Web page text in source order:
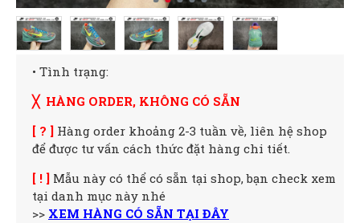
• Tình trạng:
╳ HÀNG ORDER, KHÔNG CÓ SẴN
[ ? ] Hàng order khoảng 2-3 tuần về, liên hệ shop
để được tư vấn cách thức đặt hàng chi tiết.
[ ! ] Mẫu này có thể có sẵn tại shop, bạn check xem
tại danh mục này nhé
>> XEM HÀNG CÓ SẴN TẠI ĐÂY